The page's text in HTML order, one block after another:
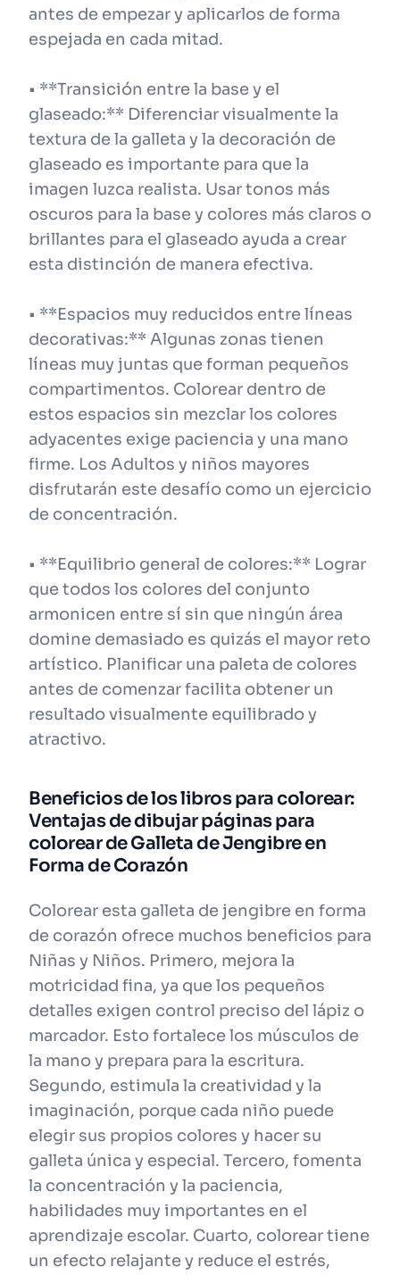
antes de empezar y aplicarlos de forma
espejada en cada mitad.
• **Transición entre la base y el
glaseado:** Diferenciar visualmente la
textura de la galleta y la decoración de
glaseado es importante para que la
imagen luzca realista. Usar tonos más
oscuros para la base y colores más claros o
brillantes para el glaseado ayuda a crear
esta distinción de manera efectiva.
• **Espacios muy reducidos entre líneas
decorativas:** Algunas zonas tienen
líneas muy juntas que forman pequeños
compartimentos. Colorear dentro de
estos espacios sin mezclar los colores
adyacentes exige paciencia y una mano
firme. Los Adultos y niños mayores
disfrutarán este desafío como un ejercicio
de concentración.
• **Equilibrio general de colores:** Lograr
que todos los colores del conjunto
armonicen entre sí sin que ningún área
domine demasiado es quizás el mayor reto
artístico. Planificar una paleta de colores
antes de comenzar facilita obtener un
resultado visualmente equilibrado y
atractivo.
Beneficios de los libros para colorear:
Ventajas de dibujar páginas para
colorear de Galleta de Jengibre en
Forma de Corazón
Colorear esta galleta de jengibre en forma
de corazón ofrece muchos beneficios para
Niñas y Niños. Primero, mejora la
motricidad fina, ya que los pequeños
detalles exigen control preciso del lápiz o
marcador. Esto fortalece los músculos de
la mano y prepara para la escritura.
Segundo, estimula la creatividad y la
imaginación, porque cada niño puede
elegir sus propios colores y hacer su
galleta única y especial. Tercero, fomenta
la concentración y la paciencia,
habilidades muy importantes en el
aprendizaje escolar. Cuarto, colorear tiene
un efecto relajante y reduce el estrés,